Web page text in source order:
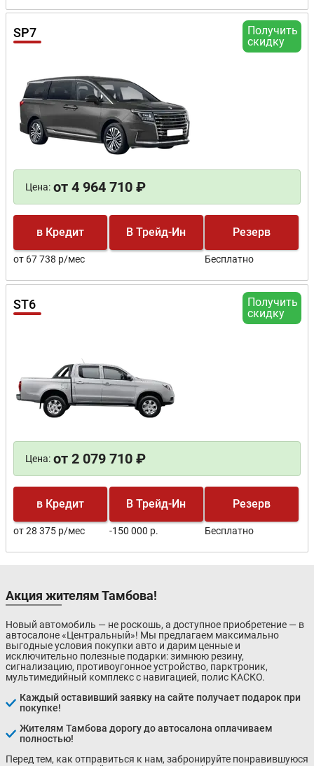
Получить
скидку
SP7
Цена: от 4 964 710 ₽
в Кредит
от 67 738 р/мес
В Трейд-Ин Резерв
Бесплатно
Получить
скидку
ST6
Цена: от 2 079 710 ₽
в Кредит
от 28 375 р/мес
В Трейд-Ин
-150 000 р.
Резерв
Бесплатно
Акция жителям Тамбова!
Новый автомобиль — не роскошь, а доступное приобретение — в
автосалоне «Центральный»! Мы предлагаем максимально
выгодные условия покупки авто и дарим ценные и
исключительно полезные подарки: зимнюю резину,
сигнализацию, противоугонное устройство, парктроник,
мультимедийный комплекс с навигацией, полис КАСКО.
Каждый оставивший заявку на сайте получает подарок при
покупке!
Жителям Тамбова дорогу до автосалона оплачиваем
полностью!
Перед тем, как отправиться к нам, забронируйте понравившуюся